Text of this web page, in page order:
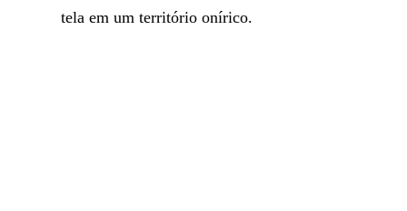
tela em um território onírico.